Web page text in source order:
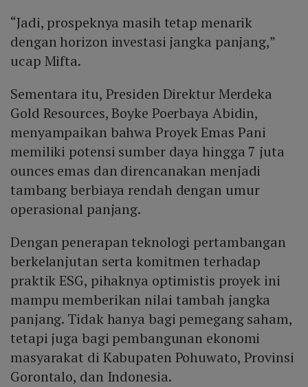
“Jadi, prospeknya masih tetap menarik
dengan horizon investasi jangka panjang,”
ucap Mifta.
Sementara itu, Presiden Direktur Merdeka
Gold Resources, Boyke Poerbaya Abidin,
menyampaikan bahwa Proyek Emas Pani
memiliki potensi sumber daya hingga 7 juta
ounces emas dan direncanakan menjadi
tambang berbiaya rendah dengan umur
operasional panjang.
Dengan penerapan teknologi pertambangan
berkelanjutan serta komitmen terhadap
praktik ESG, pihaknya optimistis proyek ini
mampu memberikan nilai tambah jangka
panjang. Tidak hanya bagi pemegang saham,
tetapi juga bagi pembangunan ekonomi
masyarakat di Kabupaten Pohuwato, Provinsi
Gorontalo, dan Indonesia.